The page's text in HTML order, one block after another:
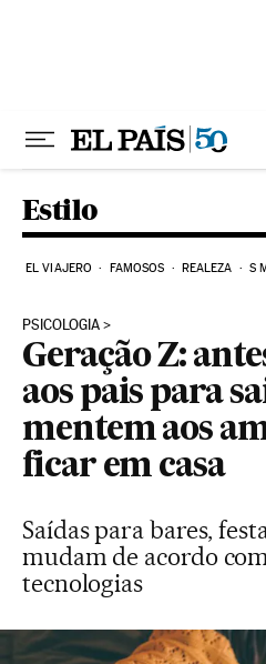
Estilo
EL VIAJERO FAMOSOS REALEZA S
PSICOLOGIA
Geração Z:
aos pais para
mentem aos
ficar em casa
Saídas para bares,
mudam de acordo
tecnologias